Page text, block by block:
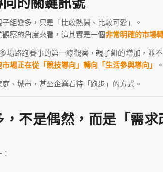
組變多，只是「比較熱鬧、比較可愛」。
察的角度來看，這其實是一個非常明確的市場
場路跑賽事的第一線觀察，親子組的增加，並
場正在從「競技導向」轉向「生活參與導向」
、城市，甚至企業看待「跑步」的方式。
不是偶然，而是「需求